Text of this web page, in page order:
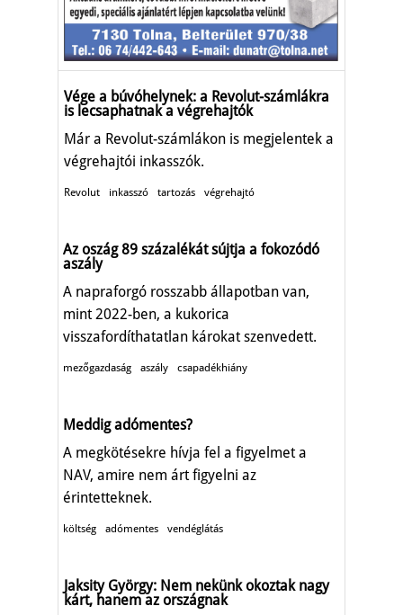
Vége a búvóhelynek: a Revolut-számlákra
is lecsaphatnak a végrehajtók
Már a Revolut-számlákon is megjelentek a
végrehajtói inkasszók.
Revolut inkasszó tartozás végrehajtó
Az oszág 89 százalékát sújtja a fokozódó
aszály
A napraforgó rosszabb állapotban van,
mint 2022-ben, a kukorica
visszafordíthatatlan károkat szenvedett.
mezőgazdaság aszály csapadékhiány
Meddig adómentes?
A megkötésekre hívja fel a figyelmet a
NAV, amire nem árt figyelni az
érintetteknek.
költség adómentes vendéglátás
Jaksity György: Nem nekünk okoztak nagy
kárt, hanem az országnak